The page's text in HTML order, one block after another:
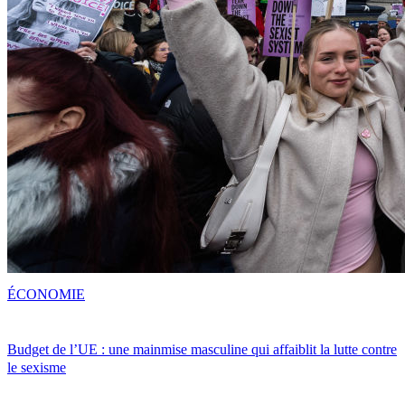
Budget de l’UE : une mainmise masculine qui affaiblit la lutte contre
le sexisme
ÉCONOMIE